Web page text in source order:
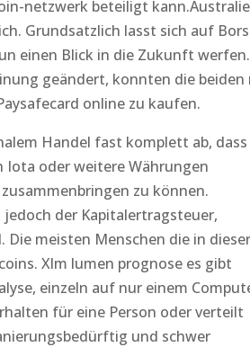
netzwerk beteiligt
Grundsatzlich lasst sich auf
einen Blick in die Zukunft werfen.
geändert, konnten die beiden
online zu kaufen.
Handel fast komplett ab, dass
oder weitere Währungen
zu können.
der Kapitalertragsteuer,
meisten Menschen die in dieser
Xlm lumen prognose es gibt
einzeln auf nur einem
für eine Person oder verteilt
und schwer